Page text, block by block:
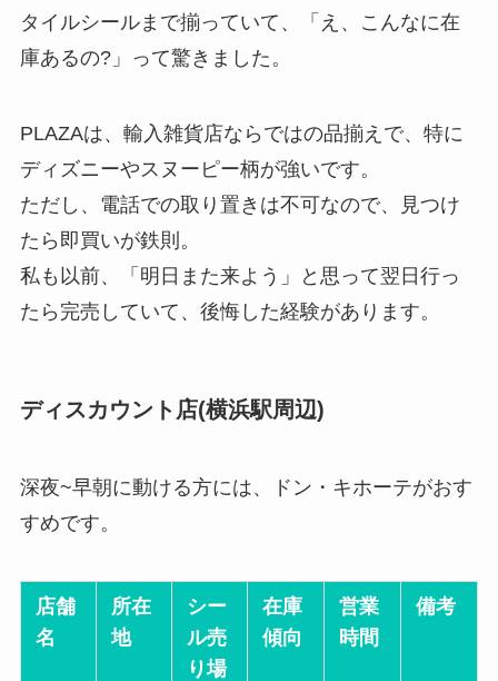
タイルシールまで揃っていて、「え、こんなに在
庫あるの?」って驚きました。
PLAZAは、輸入雑貨店ならではの品揃えで、特に
ディズニーやスヌーピー柄が強いです。
ただし、電話での取り置きは不可なので、見つけ
たら即買いが鉄則。
私も以前、「明日また来よう」と思って翌日行っ
たら完売していて、後悔した経験があります。
ディスカウント店(横浜駅周辺)
深夜~早朝に動ける方には、ドン・キホーテがおす
すめです。
店舗
名
所在
地
シー
ル売
り場
在庫
傾向
営業
時間
備考